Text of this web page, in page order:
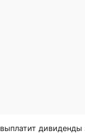
выплатит дивиденды